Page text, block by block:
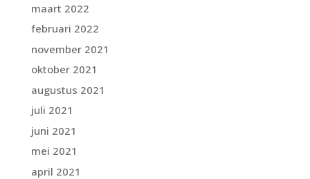
maart 2022
februari 2022
november 2021
oktober 2021
augustus 2021
juli 2021
juni 2021
mei 2021
april 2021